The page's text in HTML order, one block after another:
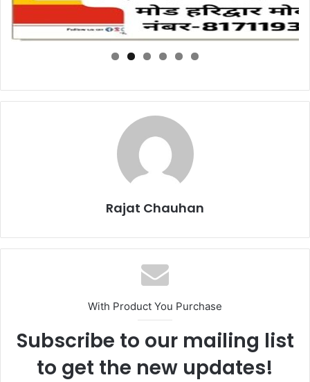
Rajat Chauhan
With Product You Purchase
Subscribe to our mailing list
to get the new updates!